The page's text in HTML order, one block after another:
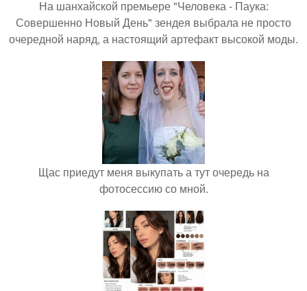
На шанхайской премьере "Человека - Паука:
Совершенно Новый День" зендея выбрала не просто
очередной наряд, а настоящий артефакт высокой моды.
Щас приедут меня выкупать а тут очередь на
фотосессию со мной.